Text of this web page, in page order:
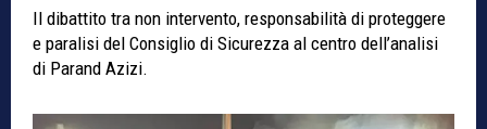
Il dibattito tra non intervento, responsabilità di proteggere
e paralisi del Consiglio di Sicurezza al centro dell’analisi
di Parand Azizi.